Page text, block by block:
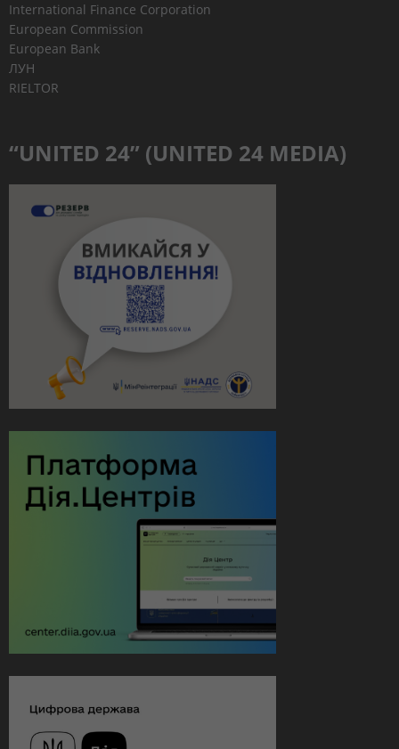
International Finance Corporation
European Commission
European Bank
ЛУН
RIELTOR
“UNITED 24” (UNITED 24 MEDIA)